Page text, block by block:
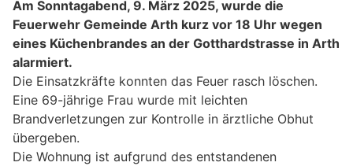
Am Sonntagabend, 9. März 2025, wurde die
Feuerwehr Gemeinde Arth kurz vor 18 Uhr wegen
eines Küchenbrandes an der Gotthardstrasse in Arth
alarmiert.
Die Einsatzkräfte konnten das Feuer rasch löschen.
Eine 69-jährige Frau wurde mit leichten
Brandverletzungen zur Kontrolle in ärztliche Obhut
übergeben.
Die Wohnung ist aufgrund des entstandenen